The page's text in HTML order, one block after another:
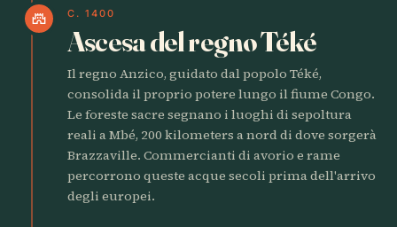
castle C. 1400
Ascesa del regno Téké
Il regno Anzico, guidato dal popolo Téké,
consolida il proprio potere lungo il fiume Congo.
Le foreste sacre segnano i luoghi di sepoltura
reali a Mbé, 200 kilometers a nord di dove sorgerà
Brazzaville. Commercianti di avorio e rame
percorrono queste acque secoli prima dell'arrivo
degli europei.